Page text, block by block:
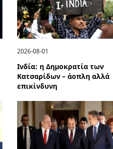
2026-08-01
Ινδία: η Δημοκρατία των
Κατσαρίδων – άοπλη αλλά
επικίνδυνη